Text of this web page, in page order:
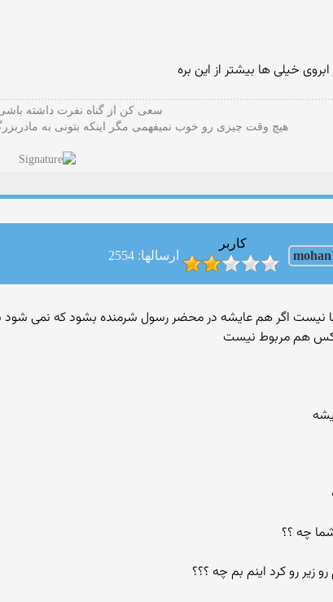
خیلی ها بیشتر از این بره
سعی کن از گناه نفرت داشته باشی
هیچ وقت چیزی رو خوب نمیفهمی مگر اینکه بتونی به
کاربر
ارسالها: 2554
هم مربوط نیست
چه ؟؟
رو کرد اینم بم چه ؟؟؟